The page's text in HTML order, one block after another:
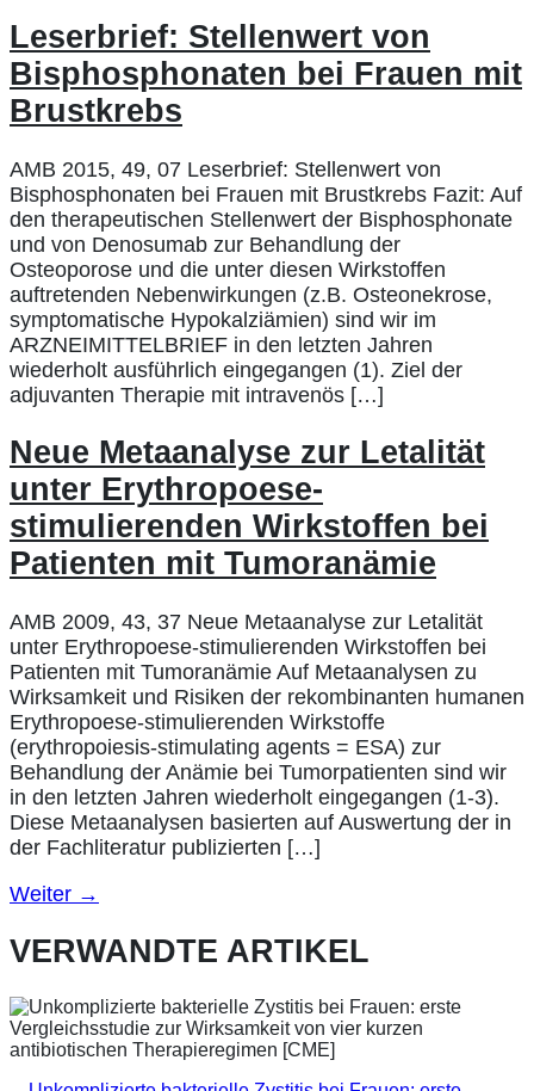
Leserbrief: Stellenwert von
Bisphosphonaten bei Frauen mit
Brustkrebs
AMB 2015, 49, 07 Leserbrief: Stellenwert von
Bisphosphonaten bei Frauen mit Brustkrebs Fazit: Auf
den therapeutischen Stellenwert der Bisphosphonate
und von Denosumab zur Behandlung der
Osteoporose und die unter diesen Wirkstoffen
auftretenden Nebenwirkungen (z.B. Osteonekrose,
symptomatische Hypokalziämien) sind wir im
ARZNEIMITTELBRIEF in den letzten Jahren
wiederholt ausführlich eingegangen (1). Ziel der
adjuvanten Therapie mit intravenös […]
Neue Metaanalyse zur Letalität
unter Erythropoese-
stimulierenden Wirkstoffen bei
Patienten mit Tumoranämie
AMB 2009, 43, 37 Neue Metaanalyse zur Letalität
unter Erythropoese-stimulierenden Wirkstoffen bei
Patienten mit Tumoranämie Auf Metaanalysen zu
Wirksamkeit und Risiken der rekombinanten humanen
Erythropoese-stimulierenden Wirkstoffe
(erythropoiesis-stimulating agents = ESA) zur
Behandlung der Anämie bei Tumorpatienten sind wir
in den letzten Jahren wiederholt eingegangen (1-3).
Diese Metaanalysen basierten auf Auswertung der in
der Fachliteratur publizierten […]
Weiter →
VERWANDTE ARTIKEL